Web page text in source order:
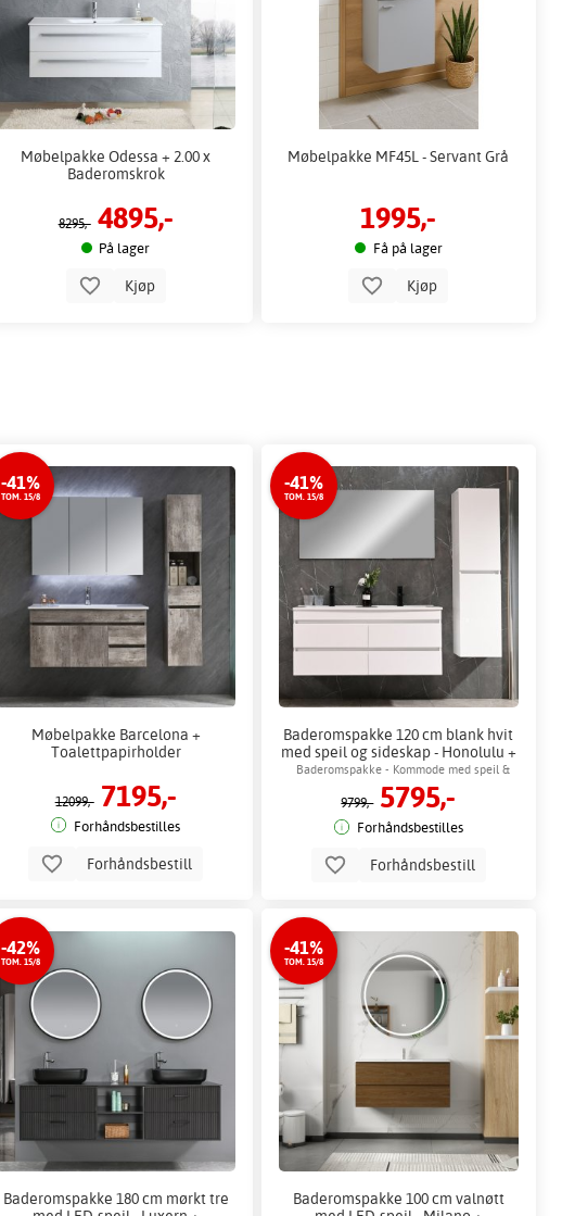
Møbelpakke Odessa + 2.00 x
Baderomskrok
8295,- 4895,-
På lager
Kjøp
Møbelpakke MF45L - Servant Grå
1995,-
Få på lager
Kjøp
-41%
TOM. 15/8
Møbelpakke Barcelona +
Toalettpapirholder
12099,- 7195,-
Forhåndsbestilles
Forhåndsbestill
-41%
TOM. 15/8
Baderomspakke 120 cm blank hvit
med speil og sideskap - Honolulu +
Toalettpapirholder
Baderomspakke - Kommode med speil &
baderomsskap
9799,- 5795,-
Forhåndsbestilles
Forhåndsbestill
-42%
TOM. 15/8
Baderomspakke 180 cm mørkt tre
-41%
TOM. 15/8
Baderomspakke 100 cm valnøtt